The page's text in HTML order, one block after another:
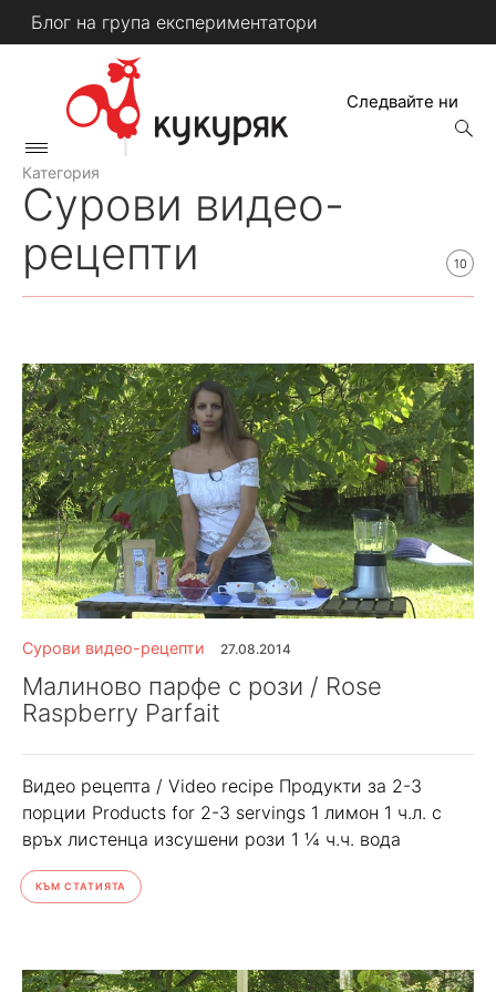
Skip
to
Блог на група експериментатори
Primary
MenuКУКУРЯК
Следвайте ни
open
Категория
Сурови видео-
рецепти
10
Сурови видео-рецепти 27.08.2014
Малиново парфе с рози / Rose
Raspberry Parfait
Видео рецептa / Video recipe Продукти за 2-3
порции Products for 2-3 servings 1 лимон 1 ч.л. с
връх листенца изсушени рози 1 ¼ ч.ч. вода
КЪМ СТАТИЯТА